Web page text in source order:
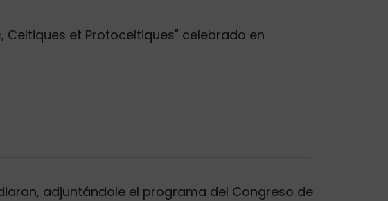
Celtiques et Protoceltiques" celebrado en
adjuntándole el programa del Congreso de